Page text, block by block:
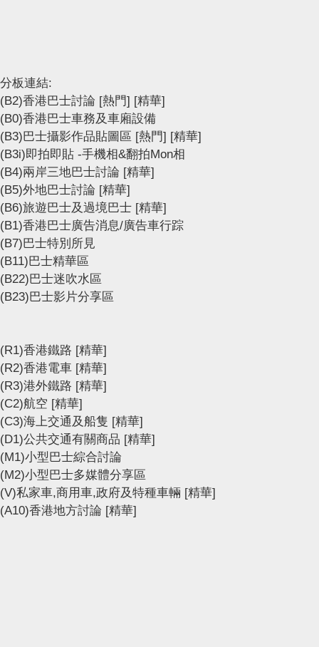
分板連結:
(B2)香港巴士討論 [熱門] [精華]
(B0)香港巴士車務及車廂設備
(B3)巴士攝影作品貼圖區 [熱門] [精華]
(B3i)即拍即貼 -手機相&翻拍Mon相
(B4)兩岸三地巴士討論 [精華]
(B5)外地巴士討論 [精華]
(B6)旅遊巴士及過境巴士 [精華]
(B1)香港巴士廣告消息/廣告車行踪
(B7)巴士特別所見
(B11)巴士精華區
(B22)巴士迷吹水區
(B23)巴士影片分享區
(R1)香港鐵路 [精華]
(R2)香港電車 [精華]
(R3)港外鐵路 [精華]
(C2)航空 [精華]
(C3)海上交通及船隻 [精華]
(D1)公共交通有關商品 [精華]
(M1)小型巴士綜合討論
(M2)小型巴士多媒體分享區
(V)私家車,商用車,政府及特種車輛 [精華]
(A10)香港地方討論 [精華]